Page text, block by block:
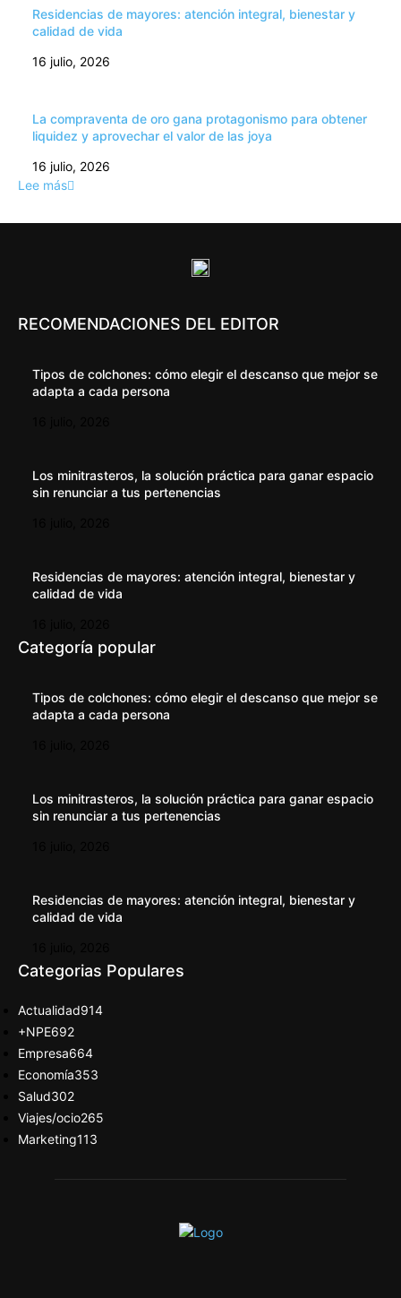
Residencias de mayores: atención integral, bienestar y
calidad de vida
16 julio, 2026
La compraventa de oro gana protagonismo para obtener
liquidez y aprovechar el valor de las joya
16 julio, 2026
Lee más
RECOMENDACIONES DEL EDITOR
Tipos de colchones: cómo elegir el descanso que mejor se
adapta a cada persona
Los minitrasteros, la solución práctica para ganar espacio
sin renunciar a tus pertenencias
Residencias de mayores: atención integral, bienestar y
calidad de vida
Categoría popular
Tipos de colchones: cómo elegir el descanso que mejor se
adapta a cada persona
Los minitrasteros, la solución práctica para ganar espacio
sin renunciar a tus pertenencias
Residencias de mayores: atención integral, bienestar y
calidad de vida
Categorias Populares
Actualidad914
+NPE692
Empresa664
Economía353
Salud302
Viajes/ocio265
Marketing113